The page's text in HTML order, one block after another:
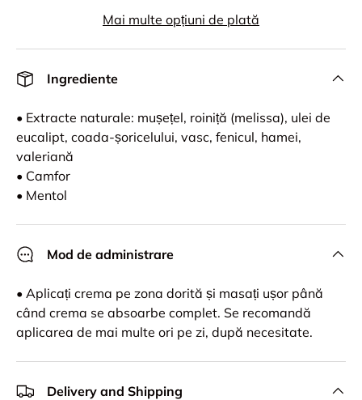
Mai multe opțiuni de plată
Ingrediente
• Extracte naturale: mușețel, roiniță (melissa), ulei de
eucalipt, coada-șoricelului, vasc, fenicul, hamei,
valeriană
• Camfor
• Mentol
Mod de administrare
• Aplicați crema pe zona dorită și masați ușor până
când crema se absoarbe complet. Se recomandă
aplicarea de mai multe ori pe zi, după necesitate.
Delivery and Shipping